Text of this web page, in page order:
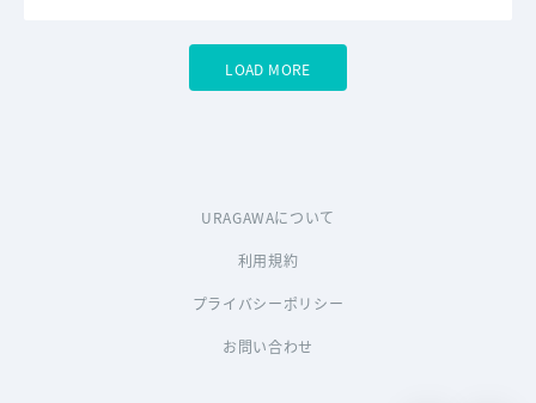
LOAD MORE
URAGAWAについて
利用規約
プライバシーポリシー
お問い合わせ